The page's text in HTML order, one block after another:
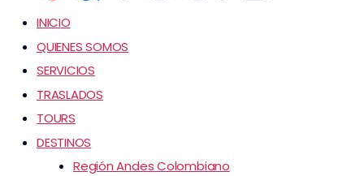
INICIO
QUIENES SOMOS
SERVICIOS
TRASLADOS
TOURS
DESTINOS
Región Andes Colombiano